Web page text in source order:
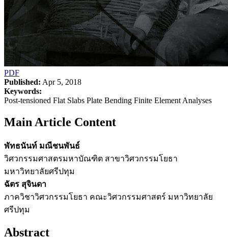
PDF
Published: Apr 5, 2018
Keywords:
Post-tensioned Flat Slabs Plate Bending Finite Element Analyses
Main Article Content
พัทธนันท์ มณีชนพันธ์
วิศวกรรมศาสตรมหาบัณฑิต สาขาวิศวกรรมโยธา
มหาวิทยาลัยศรีปทุม
ฉัตร สุจินดา
ภาควิชาวิศวกรรมโยธา คณะวิศวกรรมศาสตร์ มหาวิทยาลัย
ศรีปทุม
Abstract